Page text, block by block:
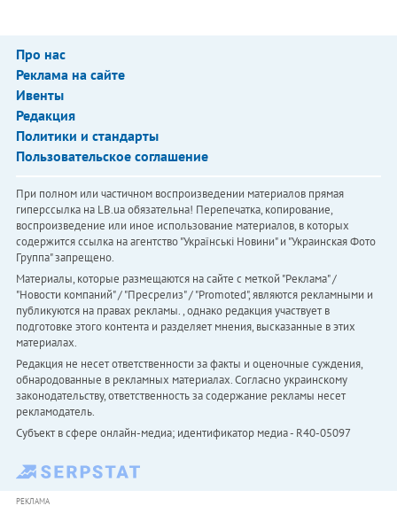
Про нас
Реклама на сайте
Ивенты
Редакция
Политики и стандарты
Пользовательское соглашение
При полном или частичном воспроизведении материалов прямая
гиперссылка на LB.ua обязательна! Перепечатка, копирование,
воспроизведение или иное использование материалов, в которых
содержится ссылка на агентство "Українськi Новини" и "Украинская Фото
Группа" запрещено.
Материалы, которые размещаются на сайте с меткой "Реклама" /
"Новости компаний" / "Пресрелиз" / "Promoted", являются рекламными и
публикуются на правах рекламы. , однако редакция участвует в
подготовке этого контента и разделяет мнения, высказанные в этих
материалах.
Редакция не несет ответственности за факты и оценочные суждения,
обнародованные в рекламных материалах. Согласно украинскому
законодательству, ответственность за содержание рекламы несет
рекламодатель.
Субъект в сфере онлайн-медиа; идентификатор медиа - R40-05097
РЕКЛАМА